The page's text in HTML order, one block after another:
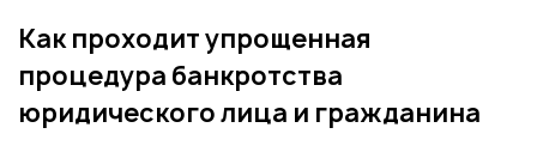
Как проходит упрощенная
процедура банкротства
юридического лица и гражданина